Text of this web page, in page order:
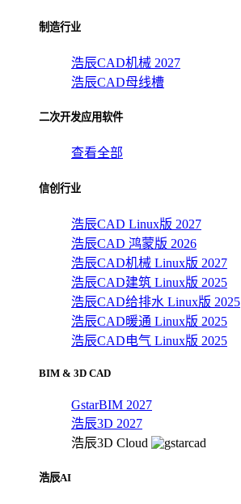
制造行业
浩辰CAD机械 2027
浩辰CAD母线槽
二次开发应用软件
查看全部
信创行业
浩辰CAD Linux版 2027
浩辰CAD 鸿蒙版 2026
浩辰CAD机械 Linux版 2027
浩辰CAD建筑 Linux版 2025
浩辰CAD给排水 Linux版 2025
浩辰CAD暖通 Linux版 2025
浩辰CAD电气 Linux版 2025
BIM & 3D CAD
GstarBIM 2027
浩辰3D 2027
浩辰3D Cloud
浩辰AI